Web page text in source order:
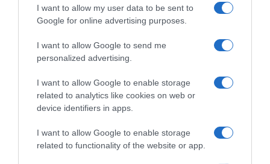
I want to allow my user data to be sent to
Google for online advertising purposes.
I want to allow Google to send me
personalized advertising.
I want to allow Google to enable storage
related to analytics like cookies on web or
device identifiers in apps.
I want to allow Google to enable storage
related to functionality of the website or app.
Elettronica Cellulari e accessori
899,90€
12+512GB, Display Eye-Care
6,83" 144Hz, Batteria Silicio-
Teleobiettivo Leica 5x, 100W
HyperCharge, Deep Blue,
Garanzia 3 anni TV A PRO 32
Elettronica Cellulari e accessori
in offerta 349,90€
Motorola moto g87 con 3 anni
di garanzia (8/256GB,
120Hz, MediaTek Dimensity
6400, 5100mAh, TurboPower
30W, Android 16), PANTONE